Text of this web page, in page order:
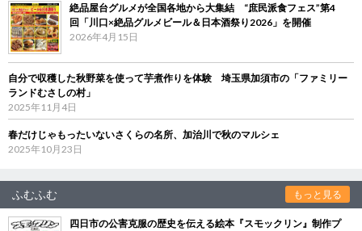
絶品屋台グルメが全国各地から大集結 “庶民派食フェス”第4
回「川口×絶品グルメビール＆日本酒祭り2026」を開催
2026年4月15日
自分で収穫した秋野菜を使って芋煮作りを体験 埼玉県加須市の「ファミリー
ランドむさしの村」
2025年11月4日
春だけじゃもったいないさくらの名所、加治川で秋のマルシェ
2025年10月23日
ふむふむ もっと見る
四日市の公害克服の歴史を伝える絵本『スモックリン』制作プ